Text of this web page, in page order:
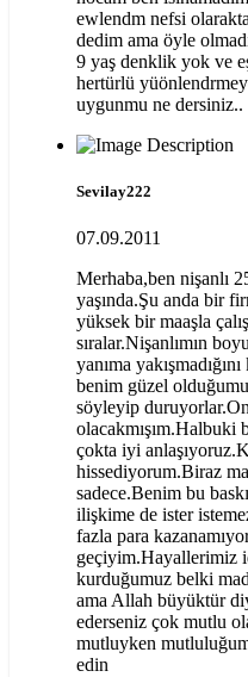
ewlendm nefsi
dedim ama öyle
9 yaş denklik yok ve
hertürlü
uygunmu ne dersiniz..
Sevilay222
07.09.2011
Merhaba,ben nişanlı
yaşında.Şu anda bir
yüksek bir maaşla
sıralar.Nişanlımın
yanıma
benim güzel
söyleyip
olacakmışım.Halbuki
çokta iyi
hissediyorum.Biraz
sadece.Benim bu
ilişkime de ister
fazla para
geçiyim.Hayallerimiz
kurduğumuz belki
ama Allah büyüktür
ederseniz çok mutlu
mutluyken
edin